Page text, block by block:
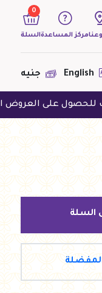
مركز المساعدة
0
السلة
لعرضها فى الوقت
الحالى
جنيه
العروض الحصرية
السلة